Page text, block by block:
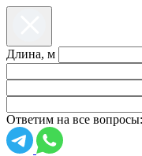
Длина, м
Ответим на все вопросы: